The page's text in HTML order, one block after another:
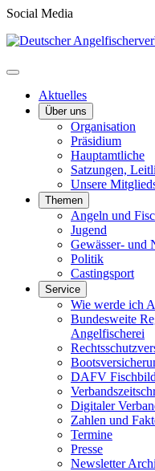
Social Media
Aktuelles
Über uns
Organisation
Präsidium
Hauptamtliche
Satzungen,
Unsere
Themen
Angeln und
Jugend
Gewässer- und
Politik
Castingsport
Service
Wie werde ich
Bundesweite
Angelfischerei
DAFV
Digitaler
Zahlen und
Termine
Presse
Newsletter